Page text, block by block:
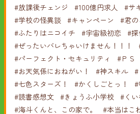
#放課後チェンジ
#100億円求人
#サ
#学校の怪異談 #キャンペーン
#君の
#ふたりはニコイチ
#宇宙級初恋 #
#ぜったいバレちゃいけません！！！
#パーフェクト・セキュリティ
#ＰＳ
#お天気係におねがい！
#神スキル
#七色スターズ！
#かくしごとっ！
#
#読書感想文
#きょうふ小学校 #く
#海斗くんと、この家で。
#本当はこ